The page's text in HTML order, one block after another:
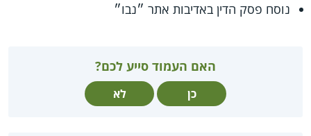
נוסח פסק הדין באדיבות אתר ״נבו״
האם העמוד סייע לכם?
כן לא